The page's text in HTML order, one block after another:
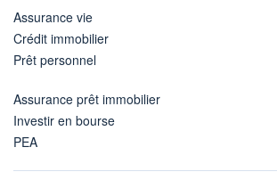
Assurance vie
Crédit immobilier
Prêt personnel
Assurance prêt immobilier
Investir en bourse
PEA